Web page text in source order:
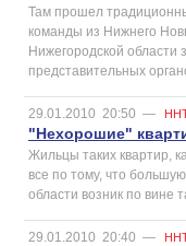
Там прошел
команды из Нижнего
Нижегородской области
представительных
29.01.2010 20:50 —
"Нехорошие"
Жильцы таких квартир,
все по тому, что
области возник по вине
29.01.2010 20:40 —